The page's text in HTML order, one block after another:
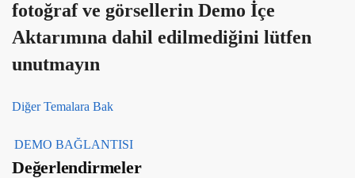
fotoğraf ve görsellerin Demo İçe
Aktarımına dahil edilmediğini lütfen
unutmayın
Diğer Temalara Bak
DEMO BAĞLANTISI
Değerlendirmeler